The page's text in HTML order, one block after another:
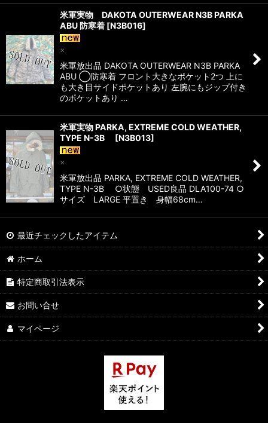
米軍実物 DAKOTA OUTERWEAR N3B PARKA
ABU 防寒着 [N3B016]
×
米軍放出品 DAKOTA OUTERWEAR N3B PARKA
ABU ◯防寒着 フロント大きなポケット2つ 上に
も大き目サイドポケットあり 左腕にもジップ付き
のポケットあり …
米軍実物 PARKA, EXTREME COLD WEATHER,
TYPE N-3B
[N3B013]
×
米軍放出品 PARKA, EXTREME COLD WEATHER,
TYPE N-3B ○状態 USED良品 DLA100-74 ○
サイズ LARGE 平置き 身幅68cm…
最近チェックしたアイテム
ホーム
特定商取引法表示
お問い合せ
マイページ